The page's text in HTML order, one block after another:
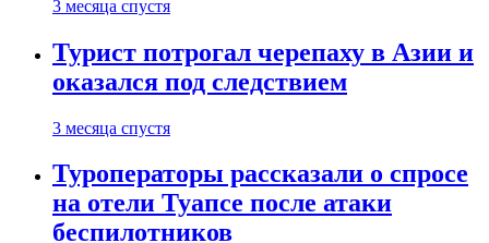
3 месяца спустя
Турист потрогал черепаху в Азии и
оказался под следствием
3 месяца спустя
Туроператоры рассказали о спросе
на отели Туапсе после атаки
беспилотников